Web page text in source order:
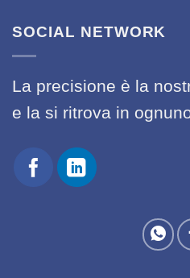
SOCIAL NETWORK
La precisione è la
e la si ritrova in